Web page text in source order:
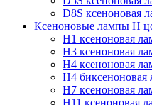
D8S ксеноновая
Ксеноновые лампы Н
H1 ксеноновая
H3 ксеноновая
H4 ксеноновая
H4 биксеноновая
H7 ксеноновая
H11 ксеноновая